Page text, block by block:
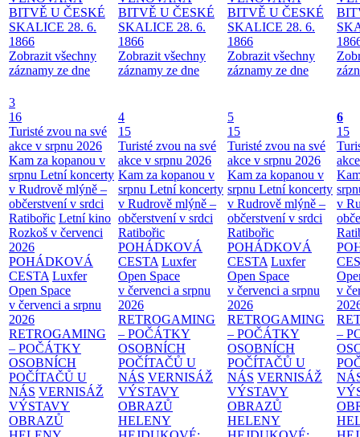
BITVĚ U ČESKÉ
SKALICE 28. 6.
1866
Zobrazit všechny
záznamy ze dne
BITVĚ U ČESKÉ
SKALICE 28. 6.
1866
Zobrazit všechny
záznamy ze dne
BITVĚ U ČESKÉ
SKALICE 28. 6.
1866
Zobrazit všechny
záznamy ze dne
3
16
Turisté zvou na své
akce v srpnu 2026
Kam za kopanou v
srpnu Letní koncerty
v Rudrově mlýně –
občerstvení v srdci
Ratibořic Letní kino
Rozkoš v červenci
2026
POHÁDKOVÁ
CESTA Luxfer
Open Space
v červenci a srpnu
2026
RETROGAMING
– POČÁTKY
OSOBNÍCH
POČÍTAČŮ U
NÁS VERNISÁŽ
VÝSTAVY
OBRAZŮ
4
15
Turisté zvou na své
akce v srpnu 2026
Kam za kopanou v
srpnu Letní koncerty
v Rudrově mlýně –
občerstvení v srdci
Ratibořic
POHÁDKOVÁ
CESTA Luxfer
Open Space
v červenci a srpnu
2026
RETROGAMING
– POČÁTKY
OSOBNÍCH
POČÍTAČŮ U
NÁS VERNISÁŽ
VÝSTAVY
OBRAZŮ
HELENY
5
15
Turisté zvou na své
akce v srpnu 2026
Kam za kopanou v
srpnu Letní koncerty
v Rudrově mlýně –
občerstvení v srdci
Ratibořic
POHÁDKOVÁ
CESTA Luxfer
Open Space
v červenci a srpnu
2026
RETROGAMING
– POČÁTKY
OSOBNÍCH
POČÍTAČŮ U
NÁS VERNISÁŽ
VÝSTAVY
OBRAZŮ
HELENY
6
15
v
v
–